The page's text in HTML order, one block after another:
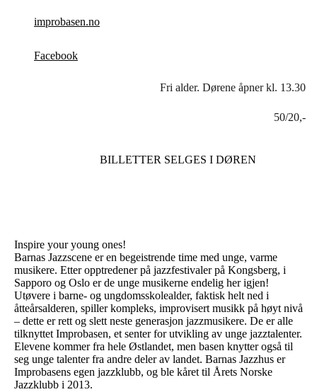
improbasen.no
Facebook
Fri alder. Dørene åpner kl. 13.30
50/20,-
BILLETTER SELGES I DØREN
Inspire your young ones!
Barnas Jazzscene er en begeistrende time med unge, varme
musikere. Etter opptredener på jazzfestivaler på Kongsberg, i
Sapporo og Oslo er de unge musikerne endelig her igjen!
Utøvere i barne- og ungdomsskolealder, faktisk helt ned i
åtteårsalderen, spiller kompleks, improvisert musikk på høyt nivå
– dette er rett og slett neste generasjon jazzmusikere. De er alle
tilknyttet Improbasen, et senter for utvikling av unge jazztalenter.
Elevene kommer fra hele Østlandet, men basen knytter også til
seg unge talenter fra andre deler av landet. Barnas Jazzhus er
Improbasens egen jazzklubb, og ble kåret til Årets Norske
Jazzklubb i 2013.